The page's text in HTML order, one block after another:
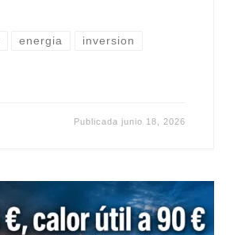
energia inversion
Publicada junio 18, 2026